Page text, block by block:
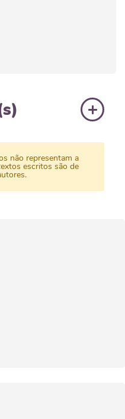
não representam a
escritos são de